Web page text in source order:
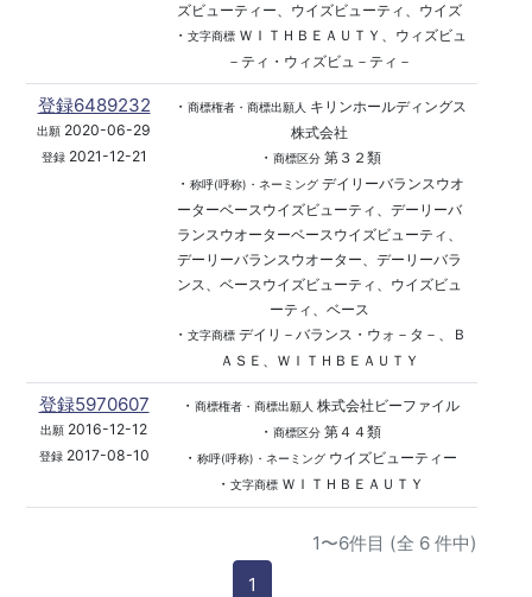
ズビューティー、ウイズビューティ、ウイズ
・ 文字商標ＷＩＴＨＢＥＡＵＴＹ、ウィズビュ
－ティ・ウィズビュ－ティ－
登録6489232
出願 2020-06-29
登録2021-12-21
・ 商標権者・商標出願人
キリンホールディングス
株式会社
・ 商標区分第３２類
・ 称呼(呼称)・ネーミングデイリーバランスウオ
ーターベースウイズビューティ、デーリーバ
ランスウオーターベースウイズビューティ、
デーリーバランスウオーター、デーリーバラ
ンス、ベースウイズビューティ、ウイズビュ
ーティ、ベース
・ 文字商標デイリ－バランス・ウォ－タ－、Ｂ
ＡＳＥ、ＷＩＴＨＢＥＡＵＴＹ
登録5970607
出願 2016-12-12
登録2017-08-10
・ 商標権者・商標出願人 株式会社ビーファイル
・ 商標区分第４４類
・ 称呼(呼称)・ネーミングウイズビューティー
・ 文字商標ＷＩＴＨＢＥＡＵＴＹ
1〜6件目 (全 6 件中)
1